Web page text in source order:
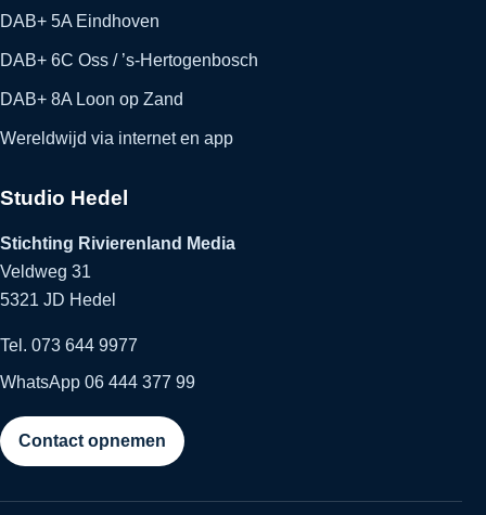
DAB+ 5A Eindhoven
DAB+ 6C Oss / ’s-Hertogenbosch
DAB+ 8A Loon op Zand
Wereldwijd via internet en app
Studio Hedel
Stichting Rivierenland Media
Veldweg 31
5321 JD Hedel
Tel. 073 644 9977
WhatsApp 06 444 377 99
Contact opnemen